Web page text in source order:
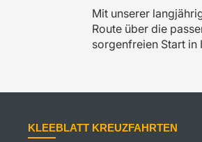
Mit unserer
Route über die
sorgenfreien Start in
KLEEBLATT KREUZFAHRTEN